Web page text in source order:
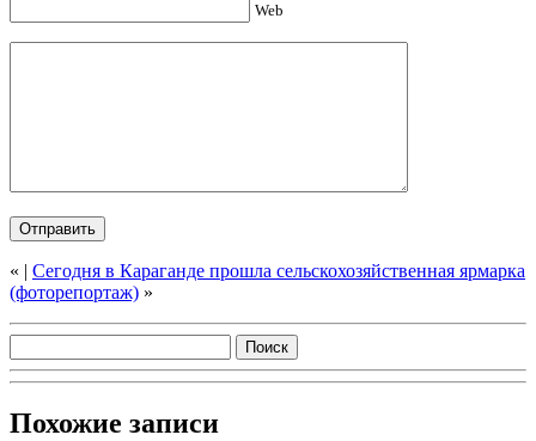
Web
« | Сегодня в Караганде прошла сельскохозяйственная ярмарка
(фоторепортаж) »
Похожие записи